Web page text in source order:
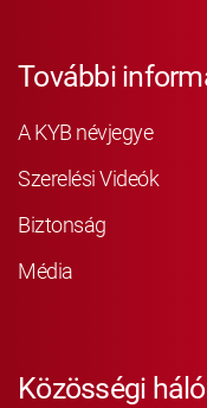
További
A KYB névjegye
Szerelési Videók
Biztonság
Média
Közösségi